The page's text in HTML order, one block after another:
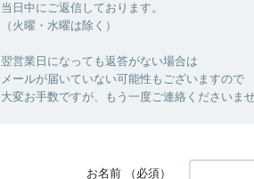
当日中にご返信しております。
（火曜・水曜は除く）
翌営業日になっても返答がない場合は
メールが届いていない可能性もございますので
大変お手数ですが、もう一度ご連絡くださいませ
お名前 （必須）